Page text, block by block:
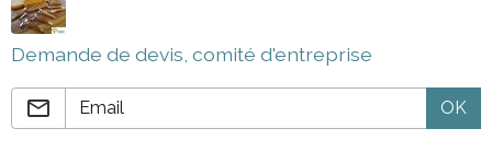
Demande de devis, comité d'entreprise
OK